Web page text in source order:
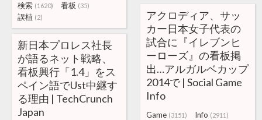
検索 (1620) 看板 (35)
誤植 (2)
アクロディア、サッ
カー日本女子代表の
試合に『イレブンヒ
ーローズ』の看板掲
出…アルガルベカップ
2014で | Social Game
Info
Game (3151) Info (2911)
新日本プロレス社長
が語るネット戦略、
看板興行「1.4」をス
ペイン語でUst中継す
る理由 | TechCrunch
Japan